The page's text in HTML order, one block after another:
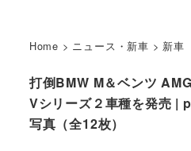
Home > ニュース・新車 > 新車
打倒BMW M＆ベンツ
Vシリーズ２車種を発売 |
写真（全12枚）